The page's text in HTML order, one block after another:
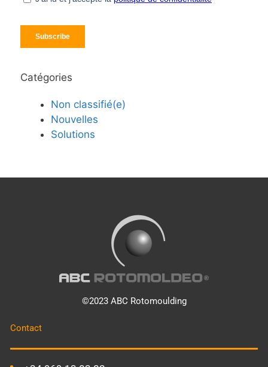
Catégories
Non classifié(e)
Nouvelles
Solutions
©2023 ABC Rotomoulding
Contact